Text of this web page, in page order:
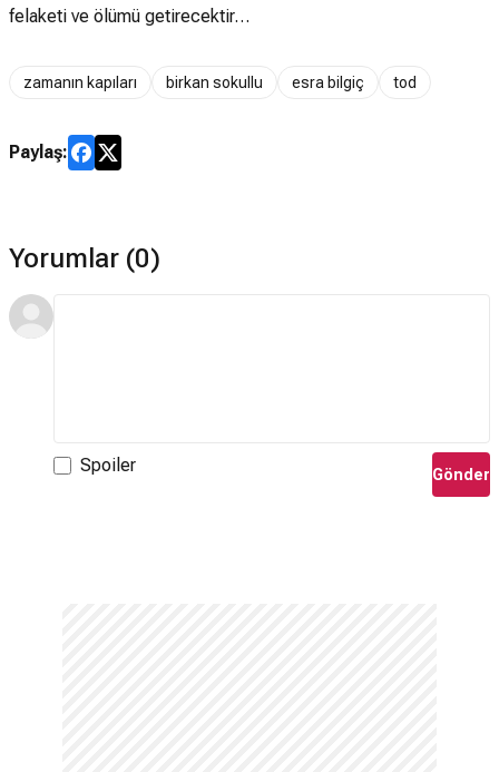
felaketi ve ölümü getirecektir…
zamanın kapıları birkan sokullu esra bilgiç tod
Paylaş:
Yorumlar (0)
Spoiler Gönder